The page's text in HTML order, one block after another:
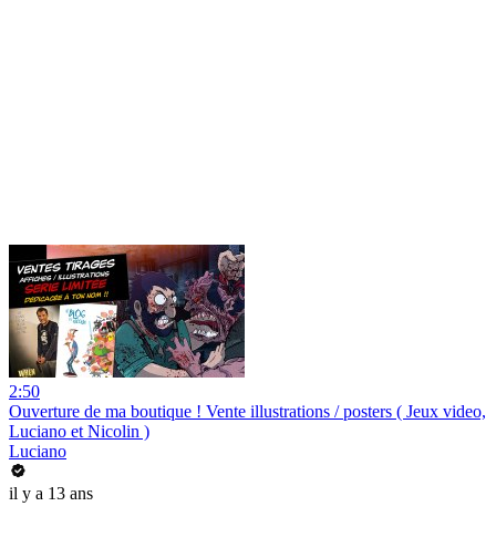
2:50
Ouverture de ma boutique ! Vente illustrations / posters ( Jeux video,
Luciano et Nicolin )
Luciano
il y a 13 ans